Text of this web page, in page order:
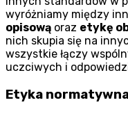
wyróżniamy między
opisową oraz etykę
nich skupia się na
wszystkie łączy
uczciwych i
Etyka